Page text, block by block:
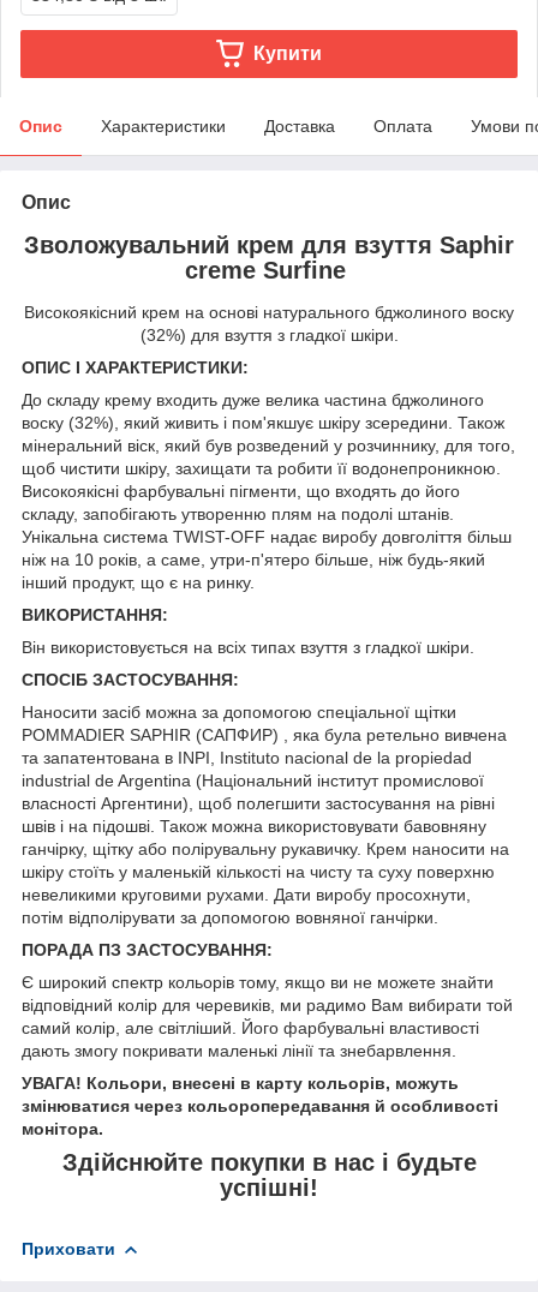
Купити
Опис Характеристики Доставка Оплата Умови
Опис
Зволожувальний крем для взуття Saphir
creme Surfine
Високоякісний крем на основі натурального бджолиного воску
(32%) для взуття з гладкої шкіри.
ОПИС І ХАРАКТЕРИСТИКИ:
До складу крему входить дуже велика частина бджолиного
воску (32%), який живить і пом'якшує шкіру зсередини. Також
мінеральний віск, який був розведений у розчиннику, для того,
щоб чистити шкіру, захищати та робити її водонепроникною.
Високоякісні фарбувальні пігменти, що входять до його
складу, запобігають утворенню плям на подолі штанів.
Унікальна система TWIST-OFF надає виробу довголіття більш
ніж на 10 років, а саме, утри-п'ятеро більше, ніж будь-який
інший продукт, що є на ринку.
ВИКОРИСТАННЯ:
Він використовується на всіх типах взуття з гладкої шкіри.
СПОСІБ ЗАСТОСУВАННЯ:
Наносити засіб можна за допомогою спеціальної щітки
POMMADIER SAPHIR (САПФИР) , яка була ретельно вивчена
та запатентована в INPI, Instituto nacional de la propiedad
industrial de Argentina (Національний інститут промислової
власності Аргентини), щоб полегшити застосування на рівні
швів і на підошві. Також можна використовувати бавовняну
ганчірку, щітку або полірувальну рукавичку. Крем наносити на
шкіру стоїть у маленькій кількості на чисту та суху поверхню
невеликими круговими рухами. Дати виробу просохнути,
потім відполірувати за допомогою вовняної ганчірки.
ПОРАДА ПЗ ЗАСТОСУВАННЯ:
Є широкий спектр кольорів тому, якщо ви не можете знайти
відповідний колір для черевиків, ми радимо Вам вибирати той
самий колір, але світліший. Його фарбувальні властивості
дають змогу покривати маленькі лінії та знебарвлення.
УВАГА! Кольори, внесені в карту кольорів, можуть
змінюватися через кольоропередавання й особливості
монітора.
Здійснюйте покупки в нас і будьте
успішні!
Приховати